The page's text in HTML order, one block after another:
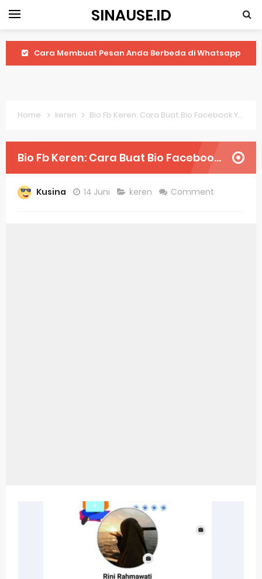
SINAUSE.ID
Cara Membuat Pesan Anda Berbeda di Whatsapp
Harga Laptop Acer Windows 10
Keytweak Windows 10
Bitcoin Miner Android: Apa Itu Dan Bagaimana Cara Menggunakannya
Pp Wa Couple Pasangan: Cara Terbaik Untuk Menjaga Hubungan
Cara Mengecek Windows Ori
Home keren Bio Fb Keren: Cara Buat Bio Facebook Yang Menarik
Bio Fb Keren: Cara Buat Bio Facebook Yang Menarik
Kusina 14 Juni keren Comment